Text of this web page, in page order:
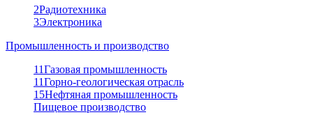
2Радиотехника
3Электроника
Промышленность и производство
11Газовая промышленность
11Горно-геологическая отрасль
15Нефтяная промышленность
Пищевое производство